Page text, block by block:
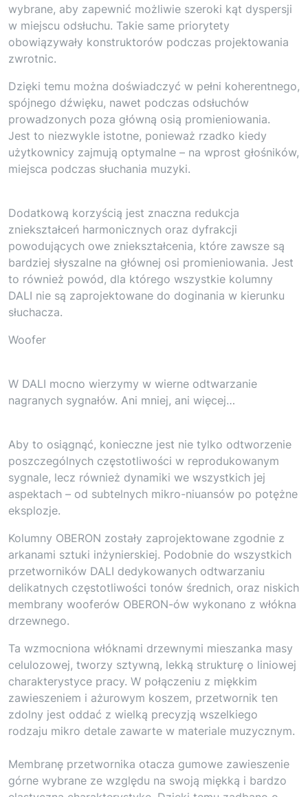
wybrane, aby zapewnić możliwie szeroki kąt dyspersji
w miejscu odsłuchu. Takie same priorytety
obowiązywały konstruktorów podczas projektowania
zwrotnic.
Dzięki temu można doświadczyć w pełni koherentnego,
spójnego dźwięku, nawet podczas odsłuchów
prowadzonych poza główną osią promieniowania.
Jest to niezwykle istotne, ponieważ rzadko kiedy
użytkownicy zajmują optymalne – na wprost głośników,
miejsca podczas słuchania muzyki.
Dodatkową korzyścią jest znaczna redukcja
zniekształceń harmonicznych oraz dyfrakcji
powodujących owe zniekształcenia, które zawsze są
bardziej słyszalne na głównej osi promieniowania. Jest
to również powód, dla którego wszystkie kolumny
DALI nie są zaprojektowane do doginania w kierunku
słuchacza.
Woofer
W DALI mocno wierzymy w wierne odtwarzanie
nagranych sygnałów. Ani mniej, ani więcej…
Aby to osiągnąć, konieczne jest nie tylko odtworzenie
poszczególnych częstotliwości w reprodukowanym
sygnale, lecz również dynamiki we wszystkich jej
aspektach – od subtelnych mikro-niuansów po potężne
eksplozje.
Kolumny OBERON zostały zaprojektowane zgodnie z
arkanami sztuki inżynierskiej. Podobnie do wszystkich
przetworników DALI dedykowanych odtwarzaniu
delikatnych częstotliwości tonów średnich, oraz niskich
membrany wooferów OBERON-ów wykonano z włókna
drzewnego.
Ta wzmocniona włóknami drzewnymi mieszanka masy
celulozowej, tworzy sztywną, lekką strukturę o liniowej
charakterystyce pracy. W połączeniu z miękkim
zawieszeniem i ażurowym koszem, przetwornik ten
zdolny jest oddać z wielką precyzją wszelkiego
rodzaju mikro detale zawarte w materiale muzycznym.
Membranę przetwornika otacza gumowe zawieszenie
górne wybrane ze względu na swoją miękką i bardzo